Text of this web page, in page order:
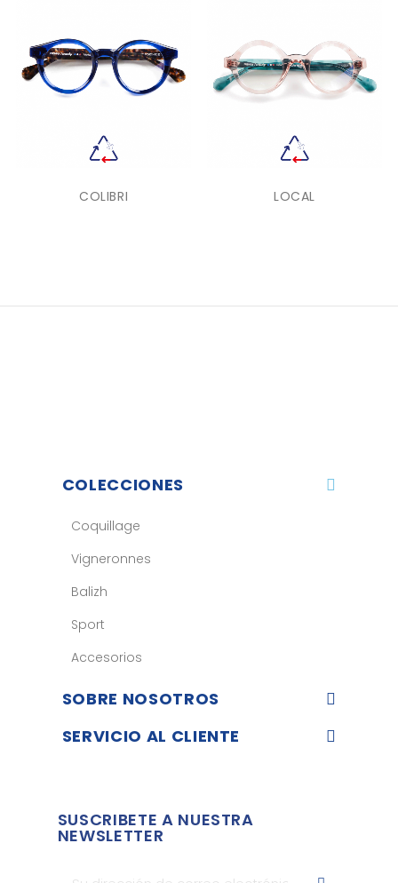
COLIBRI LOCAL
COLECCIONES
Coquillage
Vigneronnes
Balizh
Sport
Accesorios
SOBRE NOSOTROS
SERVICIO AL CLIENTE
SUSCRIBETE A NUESTRA
NEWSLETTER